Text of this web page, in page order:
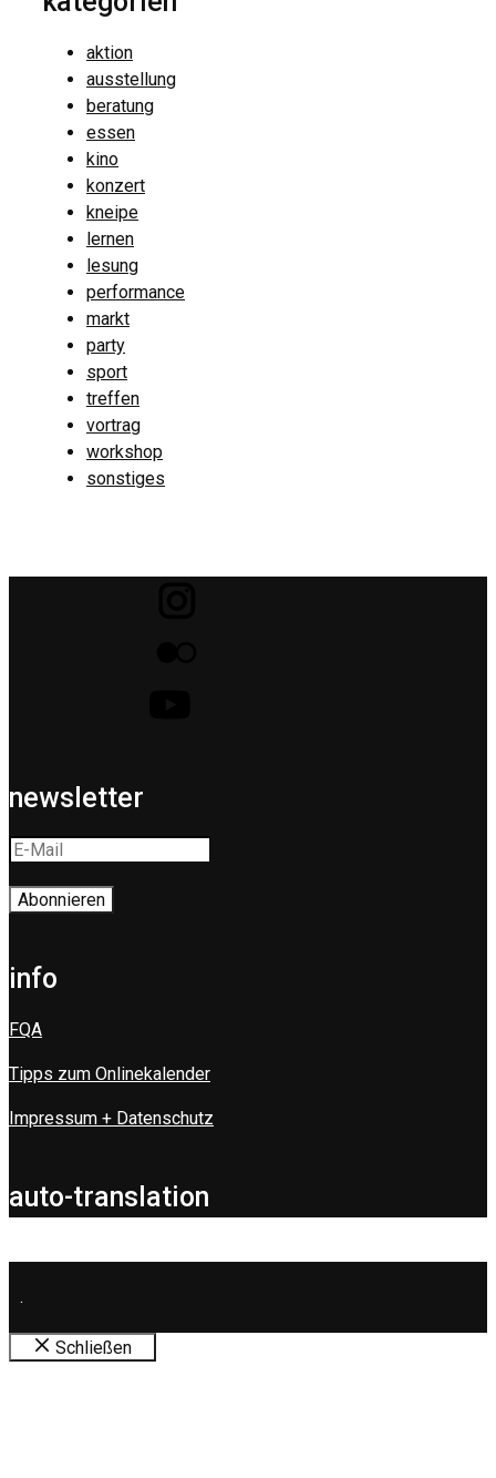
aktion
ausstellung
beratung
essen
kino
konzert
kneipe
lernen
lesung
performance
markt
party
sport
treffen
vortrag
workshop
sonstiges
newsletter
info
FQA
Tipps zum Onlinekalender
Impressum + Datenschutz
auto-translation
.
Schließen